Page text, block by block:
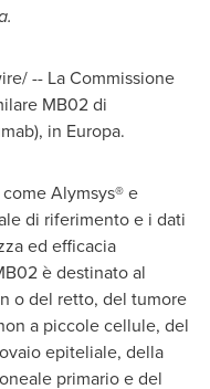
-- La Commissione
MB02 di
in Europa.
Alymsys® e
di riferimento e i dati
ed efficacia
è destinato al
o del retto, del tumore
a piccole cellule, del
epiteliale, della
primario e del